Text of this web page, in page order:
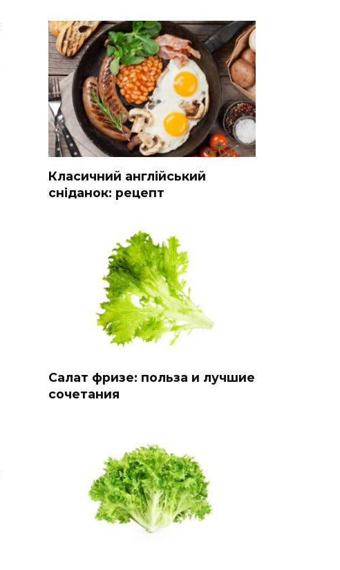
Класичний англійський
сніданок: рецепт
Салат фризе: польза и лучшие
сочетания